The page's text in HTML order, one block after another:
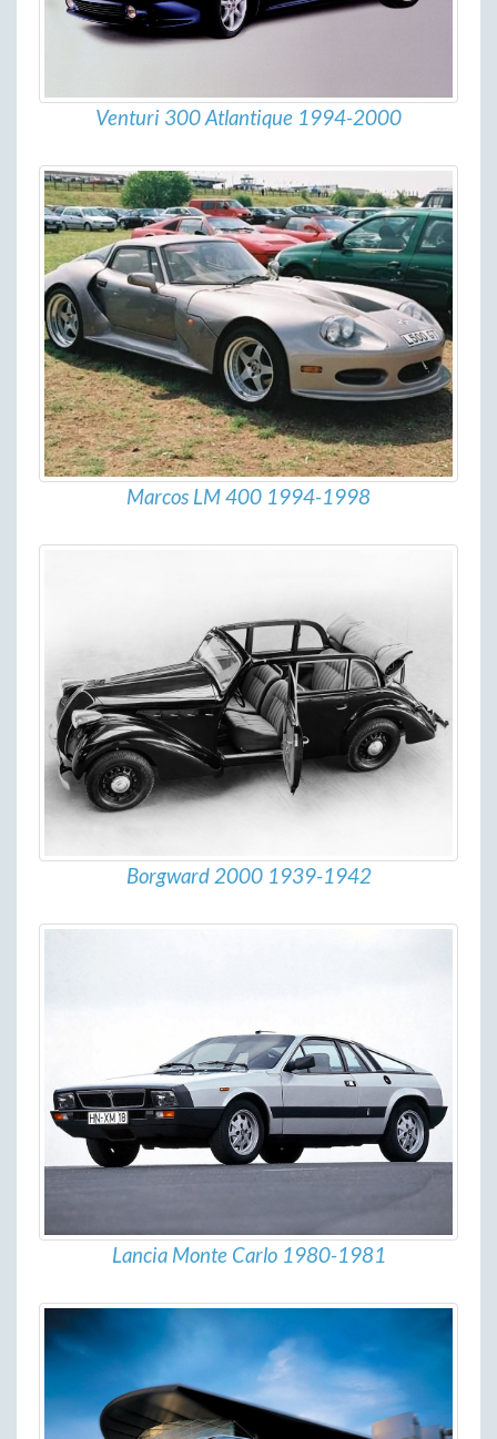
Venturi 300 Atlantique 1994-2000
Marcos LM 400 1994-1998
Borgward 2000 1939-1942
Lancia Monte Carlo 1980-1981